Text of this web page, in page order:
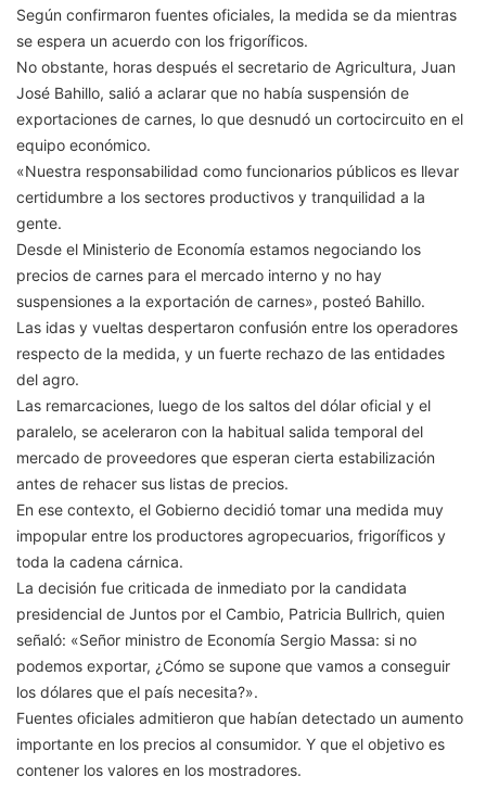
Según confirmaron fuentes oficiales, la medida se da mientras
se espera un acuerdo con los frigoríficos.
No obstante, horas después el secretario de Agricultura, Juan
José Bahillo, salió a aclarar que no había suspensión de
exportaciones de carnes, lo que desnudó un cortocircuito en el
equipo económico.
«Nuestra responsabilidad como funcionarios públicos es llevar
certidumbre a los sectores productivos y tranquilidad a la
gente.
Desde el Ministerio de Economía estamos negociando los
precios de carnes para el mercado interno y no hay
suspensiones a la exportación de carnes», posteó Bahillo.
Las idas y vueltas despertaron confusión entre los operadores
respecto de la medida, y un fuerte rechazo de las entidades
del agro.
Las remarcaciones, luego de los saltos del dólar oficial y el
paralelo, se aceleraron con la habitual salida temporal del
mercado de proveedores que esperan cierta estabilización
antes de rehacer sus listas de precios.
En ese contexto, el Gobierno decidió tomar una medida muy
impopular entre los productores agropecuarios, frigoríficos y
toda la cadena cárnica.
La decisión fue criticada de inmediato por la candidata
presidencial de Juntos por el Cambio, Patricia Bullrich, quien
señaló: «Señor ministro de Economía Sergio Massa: si no
podemos exportar, ¿Cómo se supone que vamos a conseguir
los dólares que el país necesita?».
Fuentes oficiales admitieron que habían detectado un aumento
importante en los precios al consumidor. Y que el objetivo es
contener los valores en los mostradores.